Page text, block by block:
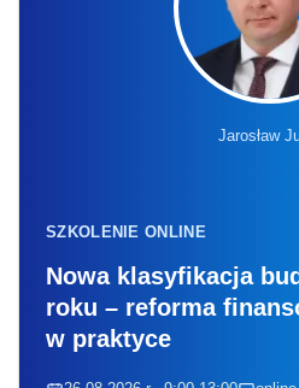
Jarosław
SZKOLENIE ONLINE
Nowa klasyfikacja
roku – reforma
w praktyce